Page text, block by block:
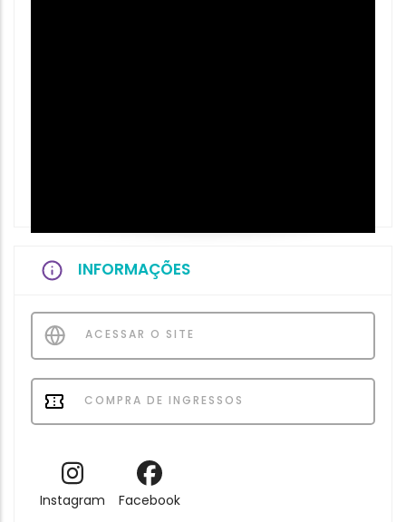
INFORMAÇÕES
ACESSAR O SITE
COMPRA DE INGRESSOS
Instagram Facebook